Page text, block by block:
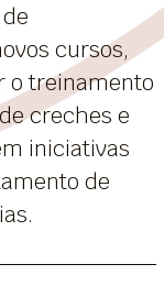
cursos,
o treinamento
creches e
iniciativas
de